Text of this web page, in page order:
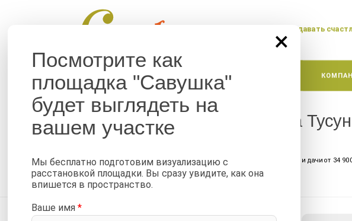
Помогаем создавать
ДЕТСКИЕ ПЛОЩАДКИ КРОВАТИ
Детская площадка Савушка
плетеным креслом-гамак
Главная — Каталог — Детские площадки и горки для улицы, двора и дачи от 34
Детская площадка Савушка Тусун 1
×
Посмотрите как
площадка "Савушка"
будет выглядеть на
вашем участке
Мы бесплатно подготовим визуализацию с
расстановкой площадки. Вы сразу увидите, как она
впишется в пространство.
Ваше имя *